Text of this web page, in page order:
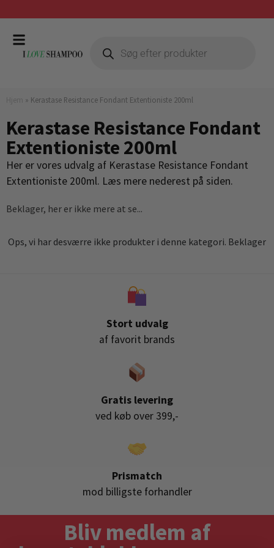
» Kerastase Resistance Fondant Extentioniste 200ml
Kerastase Resistance Fondant
Extentioniste 200ml
Her er vores udvalg af Kerastase Resistance Fondant
Extentioniste 200ml. Læs mere nederest på siden.
Beklager, her er ikke mere at se...
Ops, vi har desværre ikke produkter i denne kategori. Beklager
Stort udvalg
af favorit brands
Gratis levering
ved køb over 399,-
Prismatch
mod billigste forhandler
Bliv medlem af